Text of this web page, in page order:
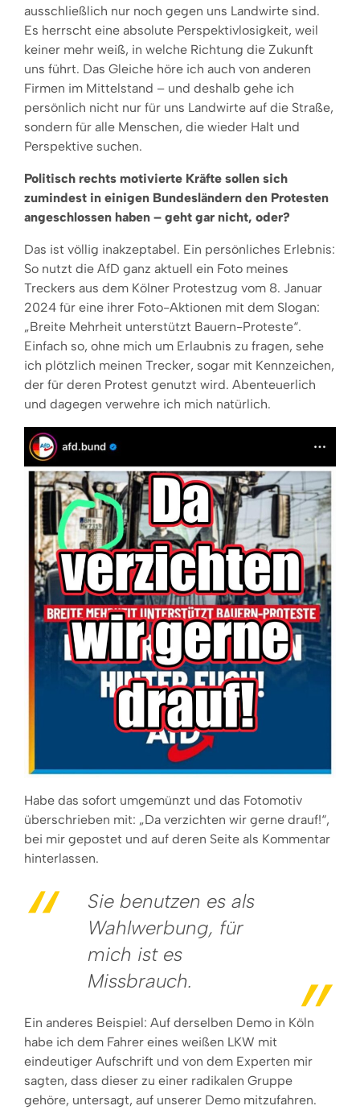
ausschließlich nur noch gegen uns Landwirte sind.
Es herrscht eine absolute Perspektivlosigkeit, weil
keiner mehr weiß, in welche Richtung die Zukunft
uns führt. Das Gleiche höre ich auch von anderen
Firmen im Mittelstand – und deshalb gehe ich
persönlich nicht nur für uns Landwirte auf die Straße,
sondern für alle Menschen, die wieder Halt und
Perspektive suchen.
Politisch rechts motivierte Kräfte sollen sich
zumindest in einigen Bundesländern den Protesten
angeschlossen haben – geht gar nicht, oder?
Das ist völlig inakzeptabel. Ein persönliches Erlebnis:
So nutzt die AfD ganz aktuell ein Foto meines
Treckers aus dem Kölner Protestzug vom 8. Januar
2024 für eine ihrer Foto-Aktionen mit dem Slogan:
„Breite Mehrheit unterstützt Bauern-Proteste“.
Einfach so, ohne mich um Erlaubnis zu fragen, sehe
ich plötzlich meinen Trecker, sogar mit Kennzeichen,
der für deren Protest genutzt wird. Abenteuerlich
und dagegen verwehre ich mich natürlich.
Habe das sofort umgemünzt und das Fotomotiv
überschrieben mit: „Da verzichten wir gerne drauf!“,
bei mir gepostet und auf deren Seite als Kommentar
hinterlassen.
Sie benutzen es als
Wahlwerbung, für
mich ist es
Missbrauch.
Ein anderes Beispiel: Auf derselben Demo in Köln
habe ich dem Fahrer eines weißen LKW mit
eindeutiger Aufschrift und von dem Experten mir
sagten, dass dieser zu einer radikalen Gruppe
gehöre, untersagt, auf unserer Demo mitzufahren.